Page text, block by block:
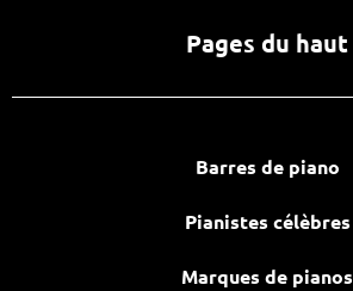
Pages du haut
Barres de piano
Pianistes célèbres
Marques de pianos